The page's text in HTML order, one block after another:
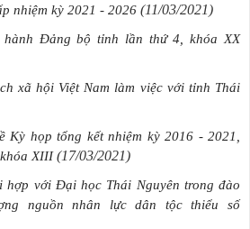
nhiệm kỳ 2021 - 2026 (11/03/2021)
hành Đảng bộ tỉnh lần thứ 4, khóa XX
xã hội Việt Nam làm việc với tỉnh Thái
Kỳ họp tổng kết nhiệm kỳ 2016 - 2021,
XIII (17/03/2021)
hợp với Đại học Thái Nguyên trong đào
nguồn nhân lực dân tộc thiểu số